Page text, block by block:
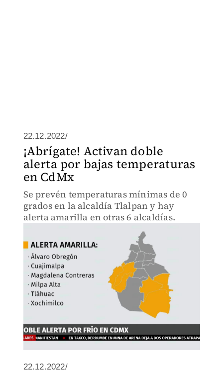
22.12.2022/
¡Abrígate! Activan doble
alerta por bajas temperaturas
en CdMx
Se prevén temperaturas mínimas de 0
grados en la alcaldía Tlalpan y hay
alerta amarilla en otras 6 alcaldías.
22.12.2022/